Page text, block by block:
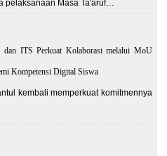
pelaksanaan Masa Ta'aruf…
ITS Perkuat Kolaborasi melalui MoU
Kompetensi Digital Siswa
kembali memperkuat komitmennya